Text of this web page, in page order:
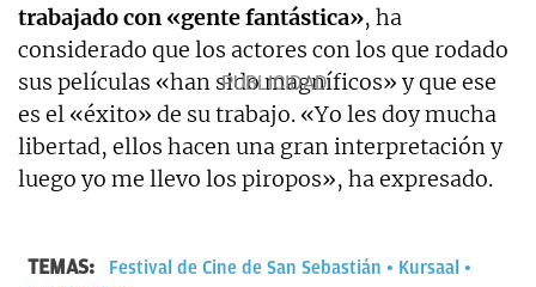
trabajado con «gente fantástica», ha
considerado que los actores con los que rodado
sus películas «han sido magníficos» y que ese
es el «éxito» de su trabajo. «Yo les doy mucha
libertad, ellos hacen una gran interpretación y
luego yo me llevo los piropos», ha expresado.
TEMAS: Festival de Cine de San Sebastián
Kursaal